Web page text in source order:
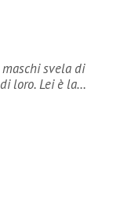
maschi svela di
loro. Lei è la…